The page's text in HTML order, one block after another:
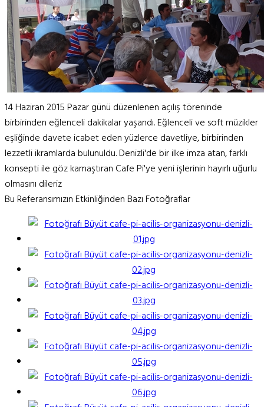
14 Haziran 2015 Pazar günü düzenlenen açılış töreninde
birbirinden eğlenceli dakikalar yaşandı. Eğlenceli ve soft müzikler
eşliğinde davete icabet eden yüzlerce davetliye, birbirinden
lezzetli ikramlarda bulunuldu. Denizli'de bir ilke imza atan, farklı
konsepti ile göz kamaştıran Cafe Pi'ye yeni işlerinin hayırlı uğurlu
olmasını dileriz
Bu Referansımızın Etkinliğinden Bazı Fotoğraflar